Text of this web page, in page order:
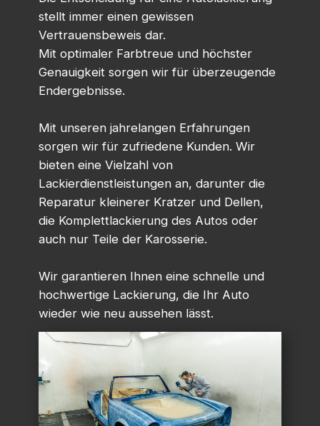
stellt immer einen gewissen
Vertrauensbeweis dar.
Mit optimaler Farbtreue und höchster
Genauigkeit sorgen wir für überzeugende
Endergebnisse.
Mit unseren jahrelangen Erfahrungen
sorgen wir für zufriedene Kunden. Wir
bieten eine Vielzahl von
Lackierdienstleistungen an, darunter die
Reparatur kleinerer Kratzer und Dellen,
die Komplettlackierung des Autos oder
auch nur Teile der Karosserie.
Wir garantieren Ihnen eine schnelle und
hochwertige Lackierung, die Ihr Auto
wieder wie neu aussehen lässt.